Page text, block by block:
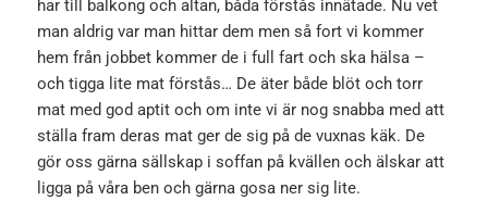
har till balkong och altan, båda förstås innätade. Nu vet
man aldrig var man hittar dem men så fort vi kommer
hem från jobbet kommer de i full fart och ska hälsa –
och tigga lite mat förstås… De äter både blöt och torr
mat med god aptit och om inte vi är nog snabba med att
ställa fram deras mat ger de sig på de vuxnas käk. De
gör oss gärna sällskap i soffan på kvällen och älskar att
ligga på våra ben och gärna gosa ner sig lite.